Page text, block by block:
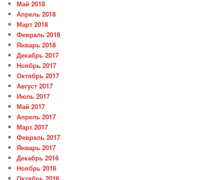
Май 2018
Апрель 2018
Март 2018
Февраль 2018
Январь 2018
Декабрь 2017
Ноябрь 2017
Октябрь 2017
Август 2017
Июль 2017
Май 2017
Апрель 2017
Март 2017
Февраль 2017
Январь 2017
Декабрь 2016
Ноябрь 2016
Октябрь 2016